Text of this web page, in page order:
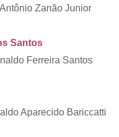
Zanão Junior
Santos
Ferreira Santos
Aparecido Bariccatti